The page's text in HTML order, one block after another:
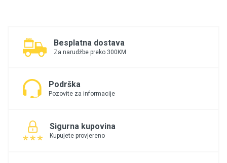
Besplatna dostava
Za narudžbe preko 300KM
Podrška
Pozovite za informacije
Sigurna kupovina
Kupujete provjereno